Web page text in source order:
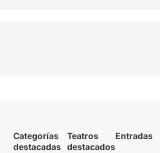
Categorías
destacadas
Teatros
destacados
Entradas